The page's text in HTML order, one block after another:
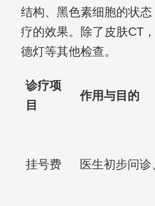
结构、黑色素细胞的状
疗的效果。除了皮肤CT
德灯等其他检查。
诊疗项
目
作用与目的
挂号费 医生初步问诊